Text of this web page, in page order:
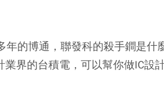
年的博通，聯發科的殺手鐧是什
業界的台積電，可以幫你做IC設